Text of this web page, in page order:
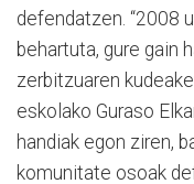
defendatzen. “2008
behartuta, gure gain
zerbitzuaren
eskolako Guraso
handiak egon ziren,
komunitate osoak